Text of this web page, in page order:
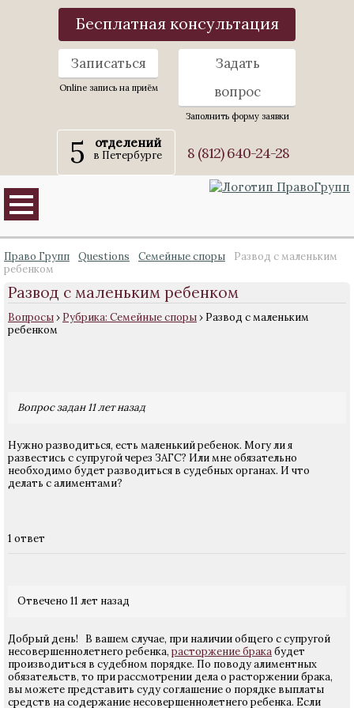
Бесплатная консультация
Записаться
Online запись на приём
Задать
вопрос
Заполнить форму заявки
5 отделений
в Петербурге 8 (812) 640-24-28
Право Групп Questions Семейные споры
Развод с маленьким
ребенком
Развод с маленьким ребенком
Вопросы› Рубрика: Семейные споры› Развод с маленьким
ребенком
Вопрос задан 11 лет назад
Нужно разводиться, есть маленький ребенок. Могу ли я
развестись с супругой через ЗАГС? Или мне обязательно
необходимо будет разводиться в судебных органах. И что
делать с алиментами?
1 ответ
Отвечено 11 лет назад
Добрый день! В вашем случае, при наличии общего с супругой
несовершеннолетнего ребенка, расторжение бракабудет
производиться в судебном порядке. По поводу алиментных
обязательств, то при рассмотрении дела о расторжении брака,
вы можете представить суду соглашение о порядке выплаты
средств на содержание несовершеннолетнего ребенка. Если